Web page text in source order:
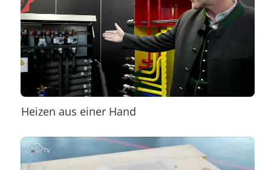
Heizen aus einer Hand